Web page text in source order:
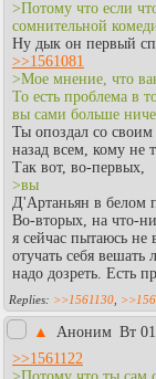
>Потому что если
сомнительной
Ну дык он первый
>>1561081
>Мое мнение, что
То есть проблема в
вы сами больше
Ты опоздал со
назад всем, кому не
Так вот, во-первых,
>вы
Д'Артаньян в белом
Во-вторых, на что-
я сейчас пытаюсь не
отучать себя
надо дозреть. Есть
>>1561130
▲ Аноним Вт
>>1561122